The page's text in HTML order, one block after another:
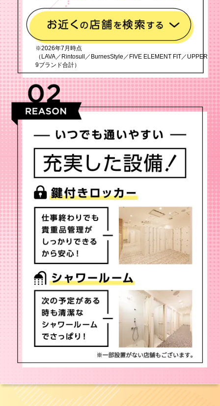
※2026年7月時点
（LAVA／Rintosull／BurnesStyle／FIVE ELEMENT FIT／UPPER
9ブランド合計）